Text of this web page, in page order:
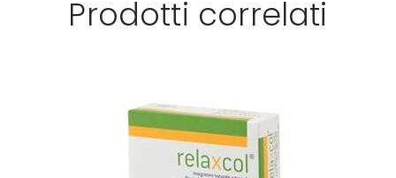
Prodotti correlati